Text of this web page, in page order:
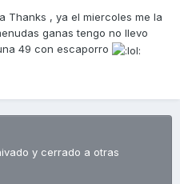
Thanks , ya el miercoles me la
ganas tengo no llevo
49 con escaporro
y cerrado a otras